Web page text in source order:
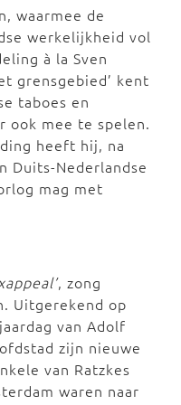
waarmee de
werkelijkheid vol
à la Sven
grensgebied’ kent
taboes en
ook mee te spelen.
heeft hij, na
Duits-Nederlandse
mag met
, zong
Uitgerekend op
van Adolf
zijn nieuwe
van Ratzkes
waren naar